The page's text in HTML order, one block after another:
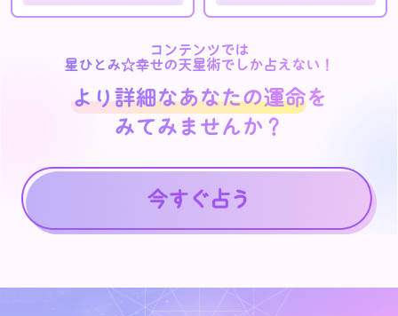
コンテンツでは
星ひとみ☆幸せの天星術でしか占えない！
より詳細なあなたの運命を
みてみませんか？
より詳細なあなたの運命を
みてみませんか？